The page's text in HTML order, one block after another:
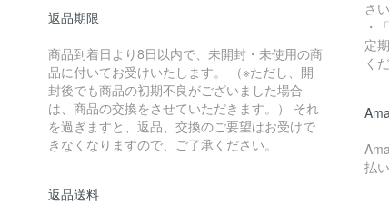
返品期限
商品到着日より8日以内で、未開封・未使用の商
品に付いてお受けいたします。 （※ただし、開
封後でも商品の初期不良がございました場合
は、商品の交換をさせていただきます。） それ
を過ぎますと、返品、交換のご要望はお受けで
きなくなりますので、ご了承ください。
返品送料
さい
・
定
く
払